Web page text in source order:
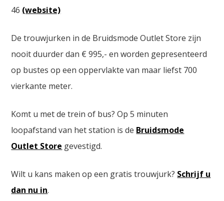
46 (website)
De trouwjurken in de Bruidsmode Outlet Store zijn
nooit duurder dan € 995,- en worden gepresenteerd
op bustes op een oppervlakte van maar liefst 700
vierkante meter.
Komt u met de trein of bus? Op 5 minuten
loopafstand van het station is de Bruidsmode
Outlet Store gevestigd.
Wilt u kans maken op een gratis trouwjurk? Schrijf u
dan nu in.